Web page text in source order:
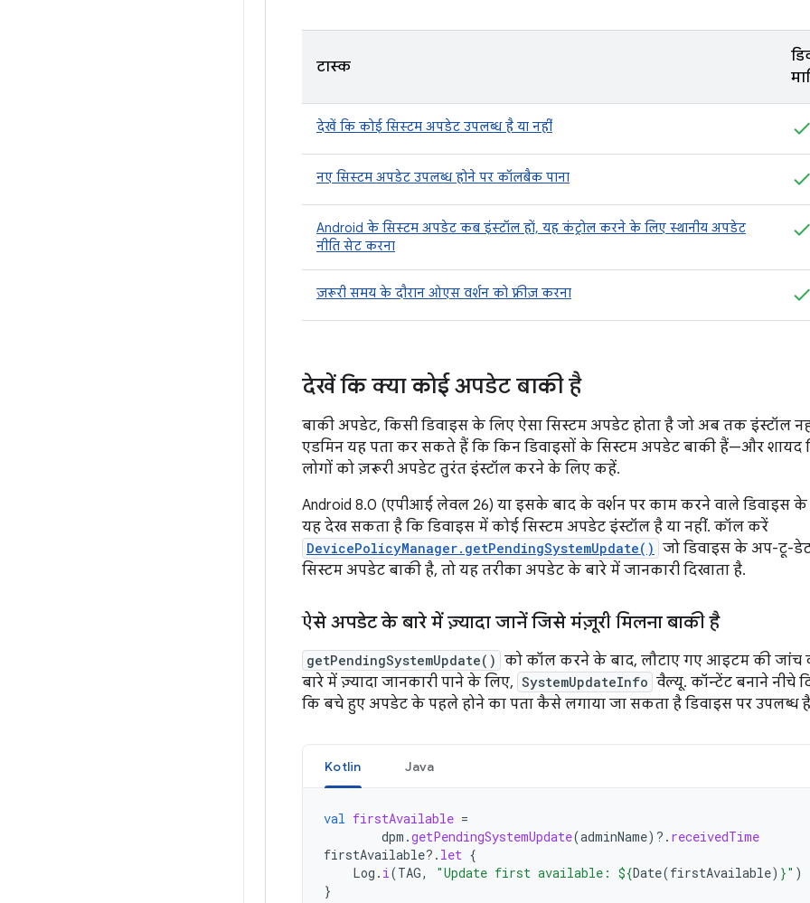
टास्क
देखें कि कोई सिस्टम अपडेट उपलब्ध है या नहीं
नए सिस्टम अपडेट उपलब्ध होने पर कॉलबैक पाना
Android के सिस्टम अपडेट कब इंस्टॉल हों, यह कंट्रोल करने के लिए स्थानीय अपडेट
नीति सेट करना
ज़रूरी समय के दौरान ओएस वर्शन को फ़्रीज़ करना
देखें कि क्या कोई अपडेट बाकी है
बाकी अपडेट, किसी डिवाइस के लिए ऐसा सिस्टम अपडेट होता है जो अब तक इंस्टॉल
एडमिन यह पता कर सकते हैं कि किन डिवाइसों के सिस्टम अपडेट बाकी हैं—और शायद
लोगों को ज़रूरी अपडेट तुरंत इंस्टॉल करने के लिए कहें.
Android 8.0 (एपीआई लेवल 26) या इसके बाद के वर्शन पर काम करने वाले डिवाइस
यह देख सकता है कि डिवाइस में कोई सिस्टम अपडेट इंस्टॉल है या नहीं. कॉल करें
DevicePolicyManager.getPendingSystemUpdate() जो डिवाइस के अप-टू-
सिस्टम अपडेट बाकी है, तो यह तरीका अपडेट के बारे में जानकारी दिखाता है.
ऐसे अपडेट के बारे में ज़्यादा जानें जिसे मंज़ूरी मिलना बाकी है
getPendingSystemUpdate() को कॉल करने के बाद, लौटाए गए आइटम की
बारे में ज़्यादा जानकारी पाने के लिए, SystemUpdateInfo वैल्यू. कॉन्टेंट बनाने नीचे
कि बचे हुए अपडेट के पहले होने का पता कैसे लगाया जा सकता है डिवाइस पर उपलब्ध
Kotlin Java
val firstAvailable =
dpm .getPendingSystemUpdate(adminName) ?. receivedTime
firstAvailable?. let {
Log . i(TAG, "Update first available: ${Date(firstAvailable) }" )
}